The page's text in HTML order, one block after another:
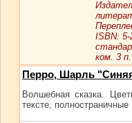
ISBN:
ком. 3 п.
Перро, Шарль
Волшебная сказка.
тексте,